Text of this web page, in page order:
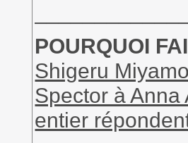
POURQUOI
Shigeru
Spector à Anna
entier